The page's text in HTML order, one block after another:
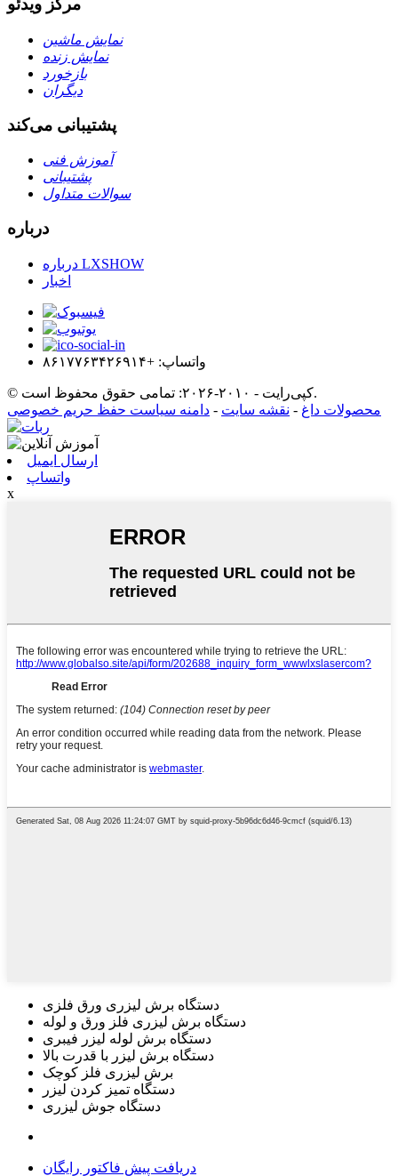
مرکز ویدئو
نمایش ماشین
نمایش زنده
بازخورد
دیگران
پشتیبانی می‌کند
آموزش فنی
پشتیبانی
سوالات متداول
درباره
درباره LXSHOW
اخبار
واتساپ: +۸۶۱۷۷۶۳۴۲۶۹۱۴
© کپی‌رایت - ۲۰۱۰-۲۰۲۶: تمامی حقوق محفوظ است.
محصولات داغ - نقشه سایت - دامنه سیاست حفظ حریم خصوصی
ارسال ایمیل
واتساپ
x
دستگاه برش لیزری ورق فلزی
دستگاه برش لیزری فلز ورق و لوله
دستگاه برش لوله لیزر فیبری
دستگاه برش لیزر با قدرت بالا
برش لیزری فلز کوچک
دستگاه تمیز کردن لیزر
دستگاه جوش لیزری
دریافت پیش فاکتور رایگان